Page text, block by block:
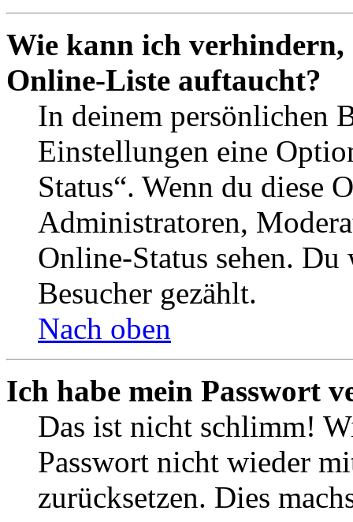
Wie kann ich verhindern,
Online-Liste auftaucht?
In deinem persönlichen
Einstellungen eine
Status“. Wenn du diese
Administratoren,
Online-Status sehen.
Besucher gezählt.
Nach oben
Ich habe mein Passwort
Das ist nicht schlimm!
Passwort nicht wieder
zurücksetzen. Dies